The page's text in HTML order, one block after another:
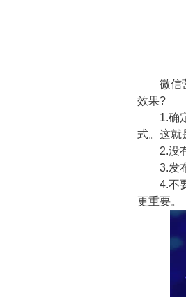
微信营
效果?
1.确定
式。这就
2.没有
3.发布
4.不要
更重要。